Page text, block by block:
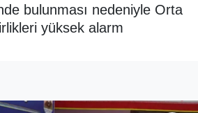
bulunması nedeniyle Orta
yüksek alarm
ve Fikstür